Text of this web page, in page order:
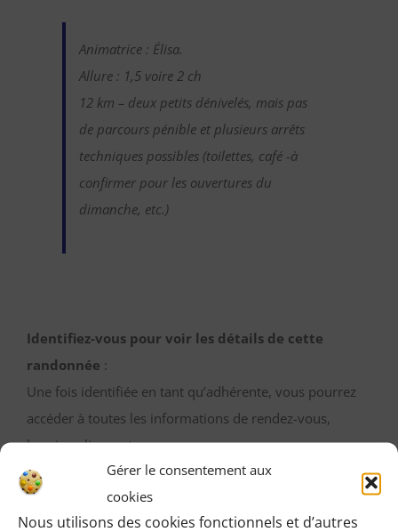
Gérer le consentement aux
cookies
Nous utilisons des cookies fonctionnels et d’autres
Animatrice : Élisa.
Allure : 1,5 voire 2 ch
12 km – deux petits dénivelés, mais pas
de parcours pénible et plusieurs arrêts
techniques possibles (toilettes, café -à
confirmer pour les ouvertures du
dimanche, etc.)
Identifiez-vous pour voir les détails de cette
randonnée :
Une fois identifiée en tant qu’adhérente, vous pourrez
accéder à toutes les informations de rendez-vous,
horaires, lieux, etc.
M’IDENTIFIER